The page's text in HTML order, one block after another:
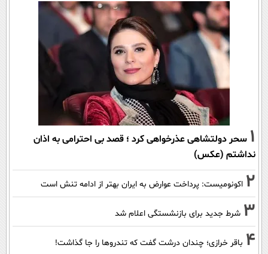
1 سحر دولتشاهی عذرخواهی کرد ؛ قصد بی احترامی به اذان
نداشتم (عکس)
2 اکونومیست: پرداخت عوارض به ایران بهتر از ادامه تنش است
3 شرط جدید برای بازنشستگی اعلام شد
4 باقر خرازی؛ چندان درشت گفت که تندروها را جا گذاشت!